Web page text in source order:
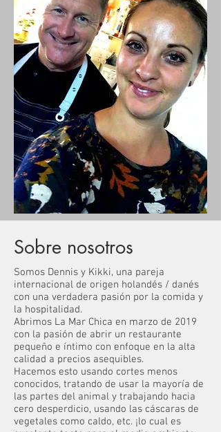
Sobre nosotros
Somos Dennis y Kikki, una pareja
internacional de origen holandés / danés
con una verdadera pasión por la comida y
la hospitalidad.
Abrimos La Mar Chica en marzo de 2019
con la pasión de abrir un restaurante
pequeño e íntimo con enfoque en la alta
calidad a precios asequibles.
Hacemos esto usando cortes menos
conocidos, tratando de usar la mayoría de
las partes del animal y trabajando hacia
cero desperdicio, usando las cáscaras de
vegetales como caldo, etc. ¡lo cual es